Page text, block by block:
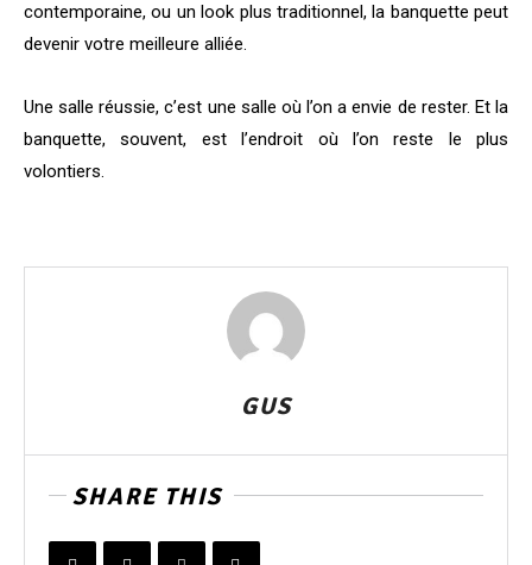
contemporaine, ou un look plus traditionnel, la banquette peut
devenir votre meilleure alliée.
Une salle réussie, c’est une salle où l’on a envie de rester. Et la
banquette, souvent, est l’endroit où l’on reste le plus
volontiers.
GUS
SHARE THIS